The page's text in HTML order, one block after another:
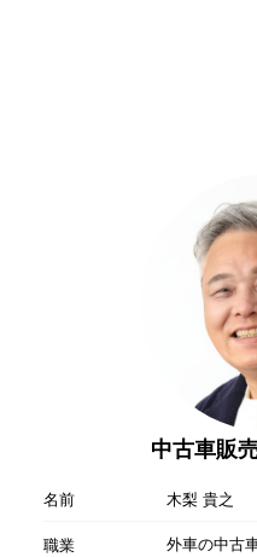
中古車販
名前
木梨 貴之
職業
外車の中古